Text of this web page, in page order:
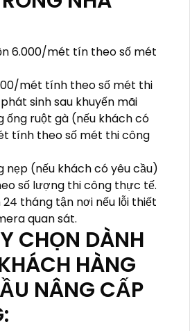
6.000/mét tín theo số mét
mét tính theo số mét thi
sinh sau khuyến mãi
ống ruột gà (nếu khách có
tính theo số mét thi công
(nếu khách có yêu cầu)
số lượng thi công thực tế.
tháng tận nơi nếu lỗi thiết
quan sát.
CHỌN DÀNH
HÀNG
NÂNG CẤP